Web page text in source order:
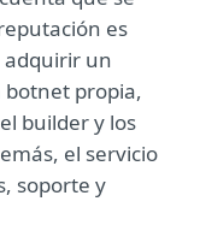
es
adquirir un
botnet propia,
builder y los
el servicio
soporte y